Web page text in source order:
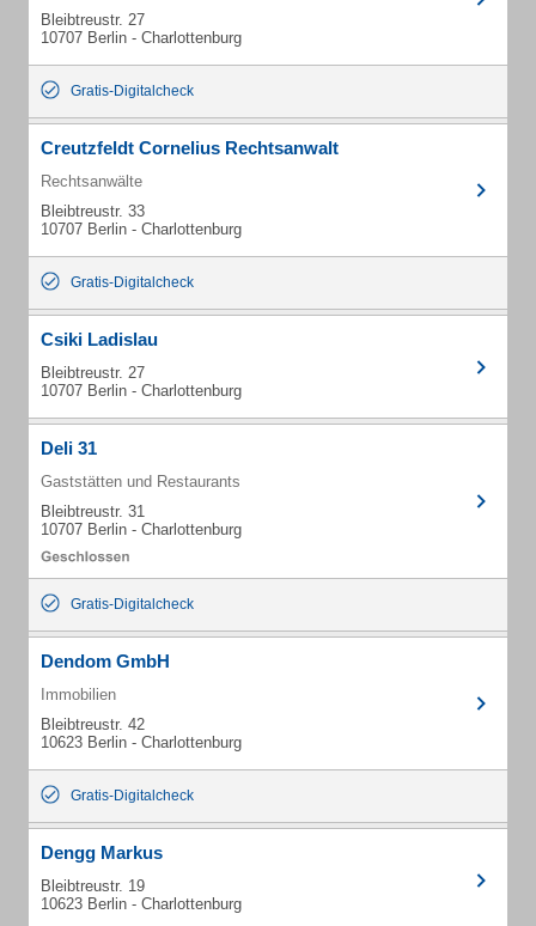
Bleibtreustr. 27
10707 Berlin - Charlottenburg
Gratis-Digitalcheck
Creutzfeldt Cornelius Rechtsanwalt
Rechtsanwälte
Bleibtreustr. 33
10707 Berlin - Charlottenburg
Gratis-Digitalcheck
Csiki Ladislau
Bleibtreustr. 27
10707 Berlin - Charlottenburg
Deli 31
Gaststätten und Restaurants
Bleibtreustr. 31
10707 Berlin - Charlottenburg
Gratis-Digitalcheck
Dendom GmbH
Immobilien
Bleibtreustr. 42
10623 Berlin - Charlottenburg
Gratis-Digitalcheck
Dengg Markus
Bleibtreustr. 19
10623 Berlin - Charlottenburg